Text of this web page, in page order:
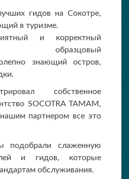
гидов на Сокотре,
в туризме.
и корректный
образцовый
знающий остров,
собственное
SOCOTRA TAMAM,
партнером все это
подобрали слаженную
и гидов, которые
обслуживания.